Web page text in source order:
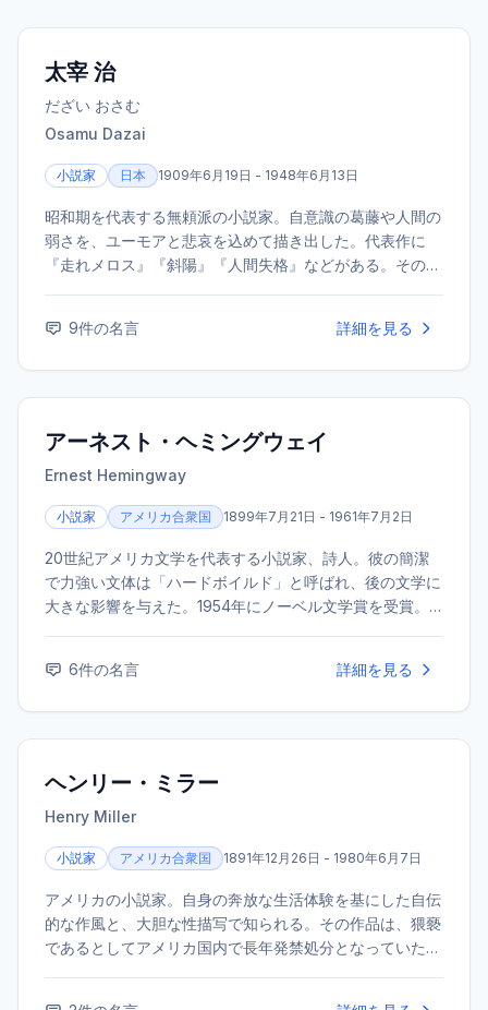
太宰 治
だざい おさむ
Osamu Dazai
小説家 日本 1909年6月19日 - 1948年6月13日
昭和期を代表する無頼派の小説家。自意識の葛藤や人間の
弱さを、ユーモアと悲哀を込めて描き出した。代表作に
『走れメロス』『斜陽』『人間失格』などがある。その破
9件の名言 詳細を見る
アーネスト・ヘミングウェイ
Ernest Hemingway
小説家 アメリカ合衆国 1899年7月21日 - 1961年7月2日
20世紀アメリカ文学を代表する小説家、詩人。彼の簡潔
で力強い文体は「ハードボイルド」と呼ばれ、後の文学に
大きな影響を与えた。1954年にノーベル文学賞を受賞。
6件の名言 詳細を見る
ヘンリー・ミラー
Henry Miller
小説家 アメリカ合衆国 1891年12月26日 - 1980年6月7日
アメリカの小説家。自身の奔放な生活体験を基にした自伝
的な作風と、大胆な性描写で知られる。その作品は、猥褻
であるとしてアメリカ国内で長年発禁処分となっていた。